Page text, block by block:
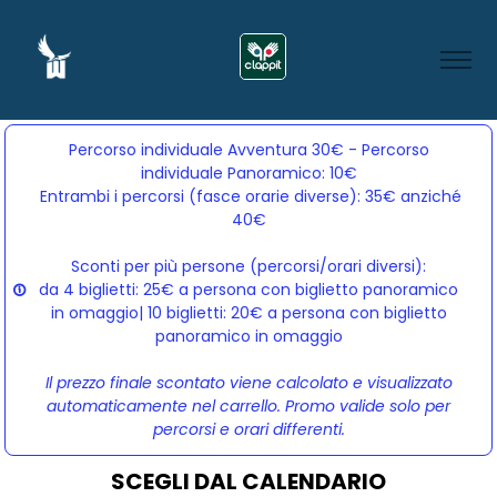
Percorso individuale Avventura 30€ - Percorso
individuale Panoramico: 10€
Entrambi i percorsi (fasce orarie diverse): 35€ anziché
40€
Sconti per più persone (percorsi/orari diversi):
da 4 biglietti: 25€ a persona con biglietto panoramico
in omaggio| 10 biglietti: 20€ a persona con biglietto
panoramico in omaggio
Il prezzo finale scontato viene calcolato e visualizzato
automaticamente nel carrello. Promo valide solo per
percorsi e orari differenti.
SCEGLI DAL CALENDARIO